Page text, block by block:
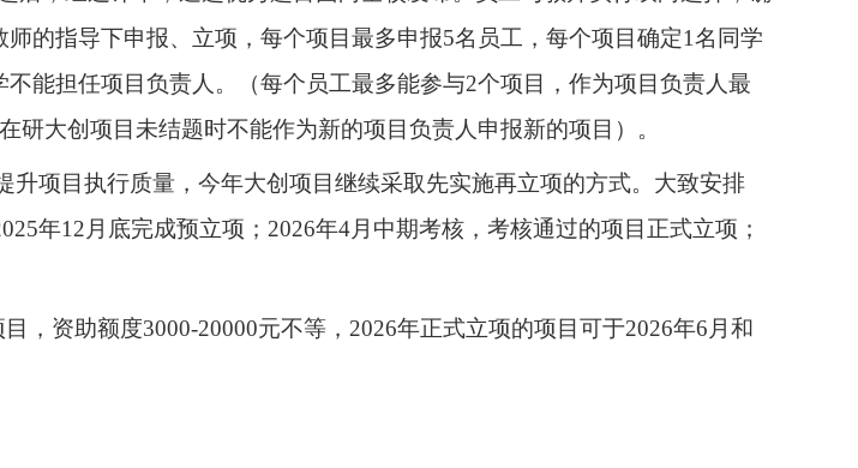
的指导下申报、立项，每个项目最多申报5名员工，每个项目确定1名同学
能担任项目负责人。（每个员工最多能参与2个项目，作为项目负责人最
研大创项目未结题时不能作为新的项目负责人申报新的项目）。
升项目执行质量，今年大创项目继续采取先实施再立项的方式。大致安排
年12月底完成预立项；2026年4月中期考核，考核通过的项目正式立项；
，资助额度3000-20000元不等，2026年正式立项的项目可于2026年6月和